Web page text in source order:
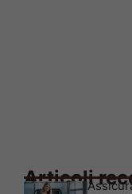
Articoli